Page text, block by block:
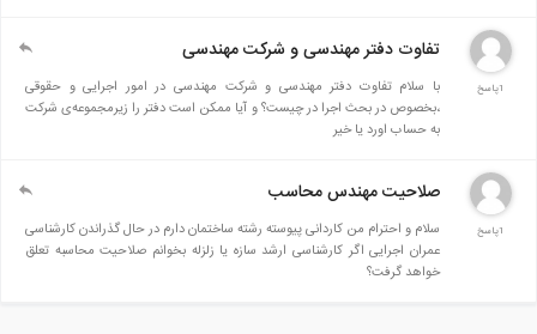
تفاوت دفتر مهندسی و شرکت مهندسی
با سلام تفاوت دفتر مهندسی و شرکت مهندسی در امور اجرایی و حقوقی
،بخصوص در بحث اجرا در چیست؟ و آیا ممکن است دفتر را زیرمجموعه‌ی شرکت
به حساب اورد یا خیر
صلاحیت مهندس محاسب
سلام و احترام من کاردانی پیوسته رشته ساختمان دارم در حال گذراندن کارشناسی
عمران اجرایی اگر کارشناسی ارشد سازه یا زلزله بخوانم صلاحیت محاسبه تعلق
خواهد گرفت؟